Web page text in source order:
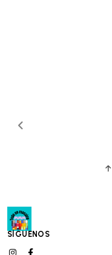
SÍGUENOS